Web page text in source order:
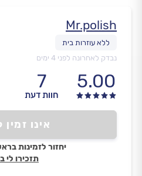
Mr.polish
נבדק לאחרונה לפני 4 ימים
5.00
7
חוות דעת
אינו
יחזור לזמינות בראשון
תזכירו לי בSMS